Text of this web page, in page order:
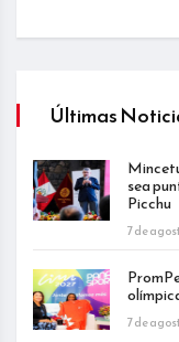
Últimas
sea
Picchu
7 de
7 de